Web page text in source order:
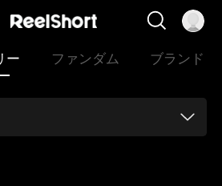
ー ファンダム ブランド